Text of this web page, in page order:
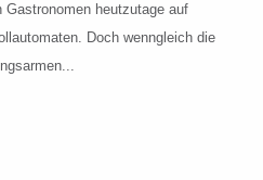
heutzutage auf
Doch wenngleich die